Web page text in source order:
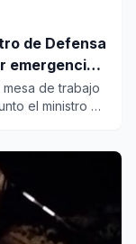
de Defensa
emergencias
de trabajo
el ministro de